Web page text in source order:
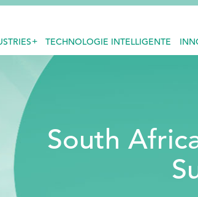
TECHNOLOGIE INTELLIGENTE
South